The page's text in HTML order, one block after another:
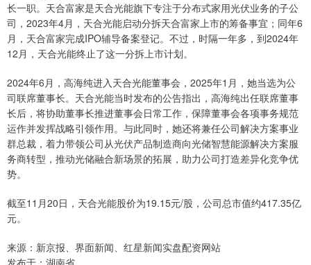
长一职。天合富家是天合光能旗下专注于分布式家用光伏业务的子公
司，2023年4月，天合光能启动分拆天合富家上市的筹备事宜；同年6
月，天合富家完成IPO辅导备案登记。不过，时隔一年多，到2024年
12月，天合光能终止了这一分拆上市计划。
2024年6月，高海纯进入天合光能董事会，2025年1月，她当选为公
司联席董事长。天合光能当时发布的公告指出，高海纯出任联席董事
长后，将协助董事长推进董事会日常工作，保障董事会各项事务规范
运作并发挥战略引领作用。与此同时，她还将兼任公司解决方案事业
群总裁，着力带领公司从光伏产品制造商向光储智慧能源解决方案服
务商转型，推动光储融合新场景的拓展，助力公司打造差异化竞争优
势。
截至11月20日，天合光能股价为19.15元/股，公司总市值约417.35亿
元。
来源：新京报、界面新闻、红星新闻实盘配资网站
发布于：湖南省